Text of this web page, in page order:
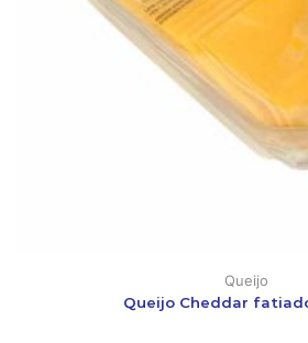
Queijo
Queijo Cheddar